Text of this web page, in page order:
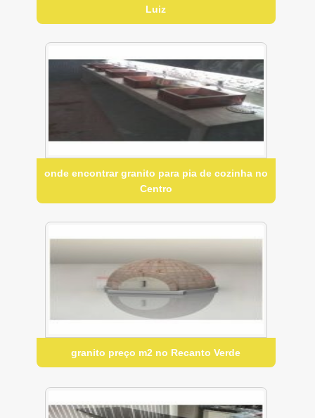
Luiz
onde encontrar granito para pia de cozinha no
Centro
granito preço m2 no Recanto Verde